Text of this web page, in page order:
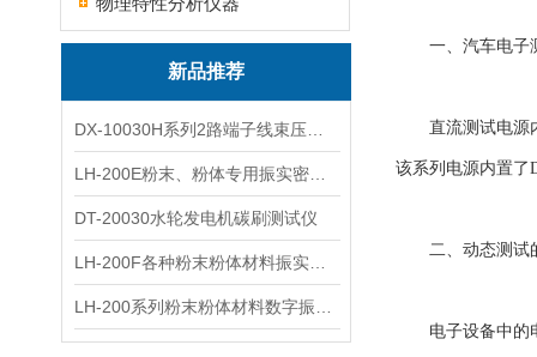
新品推荐
DT-20030水轮发电机碳刷测试仪
一、汽车电子
直流测试电源内
该系列电源内置了
二、动态测试
电子设备中的电